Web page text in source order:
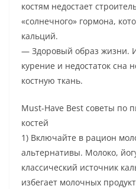
костям недостает
«солнечного» гормона,
кальций.
— Здоровый образ жизни.
курение и недостаток сна
костную ткань.
Must-Have Best советы по
костей
1) Включайте в рацион
альтернативы. Молоко,
классический источник
избегает молочных